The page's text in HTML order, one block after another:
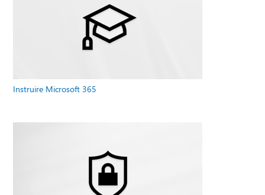
Instruire Microsoft 365